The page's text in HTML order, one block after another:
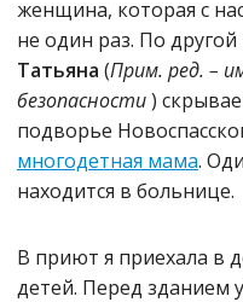
женщина, которая с
не один раз. По
Татьяна (Прим. ред. –
безопасности)
подворье
многодетная мама.
находится в больнице.
В приют я приехала в
детей. Перед зданием